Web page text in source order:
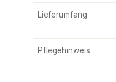
Lieferumfang
Pflegehinweis